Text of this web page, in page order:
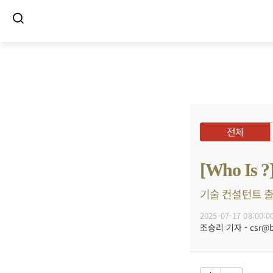
전체
[Who Is
기술 컨설턴트
2025-07-17
조승리 기자 -